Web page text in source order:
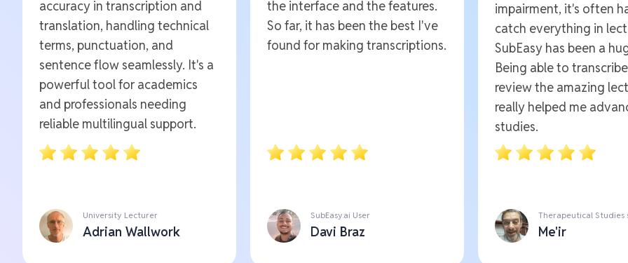
accuracy in transcription and
translation, handling technical
terms, punctuation, and
sentence flow seamlessly. It's a
powerful tool for academics
and professionals needing
reliable multilingual support.
University Lecturer
Adrian Wallwork
the interface and the features.
So far, it has been the best I've
found for making transcriptions.
SubEasy.ai User
Davi Braz
impairment, it's often
catch everything in
SubEasy has been a
Being able to
review the amazing
really helped me
studies.
Therapeutical Studies
Me'ir